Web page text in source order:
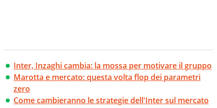
Inter, Inzaghi cambia: la mossa per motivare il gruppo
Marotta e mercato: questa volta flop dei parametri
zero
Come cambieranno le strategie dell'Inter sul mercato